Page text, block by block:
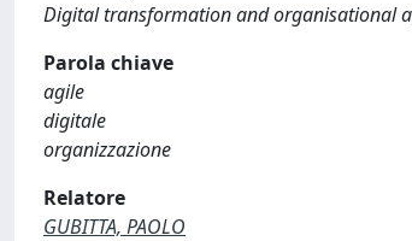
Digital transformation and organisational
Parola chiave
agile
digitale
organizzazione
Relatore
GUBITTA, PAOLO